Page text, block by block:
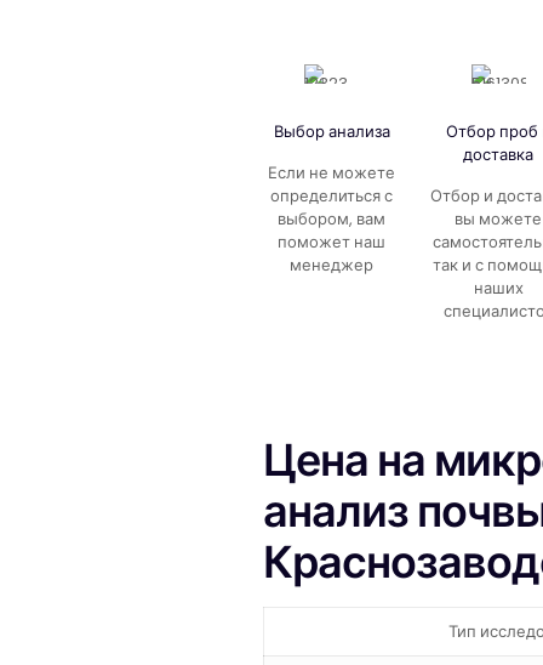
Выбор анализа
Если не можете
определиться с
выбором, вам
поможет наш
менеджер
Отбор проб
доставка
Отбор и
вы можете
так и с
наших
Цена на
анализ
Тип